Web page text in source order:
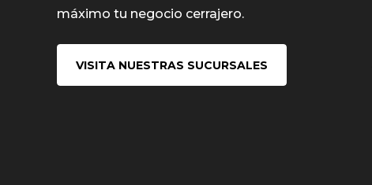
máximo tu negocio cerrajero.
VISITA NUESTRAS SUCURSALES